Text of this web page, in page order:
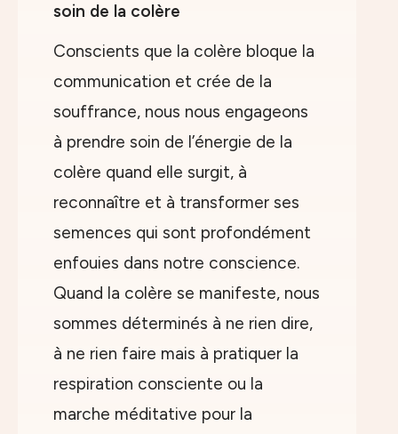
soin de la colère
Conscients que la colère bloque la
communication et crée de la
souffrance, nous nous engageons
à prendre soin de l’énergie de la
colère quand elle surgit, à
reconnaître et à transformer ses
semences qui sont profondément
enfouies dans notre conscience.
Quand la colère se manifeste, nous
sommes déterminés à ne rien dire,
à ne rien faire mais à pratiquer la
respiration consciente ou la
marche méditative pour la